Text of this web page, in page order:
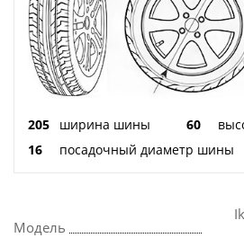
205 ширина шины 60
16
посадочный диаметр шины
Модель